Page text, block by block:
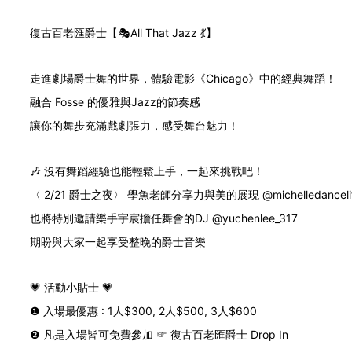
復古百老匯爵士【🎭All That Jazz 💃】
走進劇場爵士舞的世界，體驗電影《Chicago》中的經典舞蹈！
融合 Fosse 的優雅與Jazz的節奏感
讓你的舞步充滿戲劇張力，感受舞台魅力！
🎶 沒有舞蹈經驗也能輕鬆上手，一起來挑戰吧！
〈 2/21 爵士之夜〉 學魚老師分享力與美的展現
也將特別邀請樂手宇宸擔任舞會的DJ @yuchenlee_317
期盼與大家一起享受整晚的爵士音樂
💗 活動小貼士 💗
❶ 入場最優惠 : 1人$300, 2人$500, 3人$600
❷ 凡是入場皆可免費參加 ☞ 復古百老匯爵士 Drop In